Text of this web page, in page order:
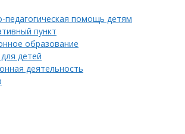
педагогическая помощь детям
пункт
образование
детей
деятельность